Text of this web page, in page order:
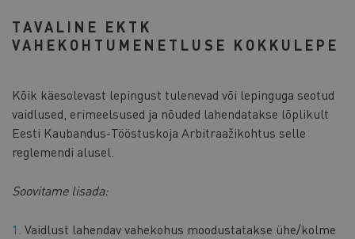
TAVALINE EKTK
VAHEKOHTUMENETLUSE KOKKULEPE
Kõik käesolevast lepingust tulenevad või lepinguga seotud
vaidlused, erimeelsused ja nõuded lahendatakse lõplikult
Eesti Kaubandus-Tööstuskoja Arbitraažikohtus selle
reglemendi alusel.
Soovitame lisada:
Vaidlust lahendav vahekohus moodustatakse ühe/kolme